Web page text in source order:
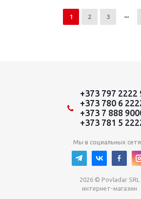
1 2 3
+373 797 2222
+373 780 6
+373 7 888
+373 781 5
Мы в социальных
2026 © Povladar SRL
интернет-магазин